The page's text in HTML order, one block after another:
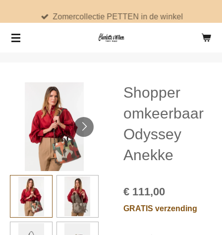
direct
naar
Zomercollectie PETTEN in de winkel
Shopper
omkeerbaar
Odyssey
Anekke
€ 111,00
GRATIS verzending